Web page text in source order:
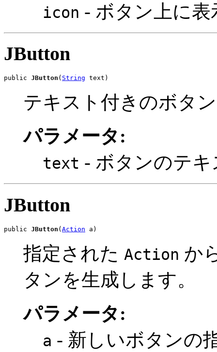
icon - ボタン上に
JButton
public JButton ( String text)
テキスト付きのボタ
パラメータ:
text - ボタンのテキ
JButton
public JButton (Action a)
指定された Action か
タンを生成します。
パラメータ:
a - 新しいボタンの